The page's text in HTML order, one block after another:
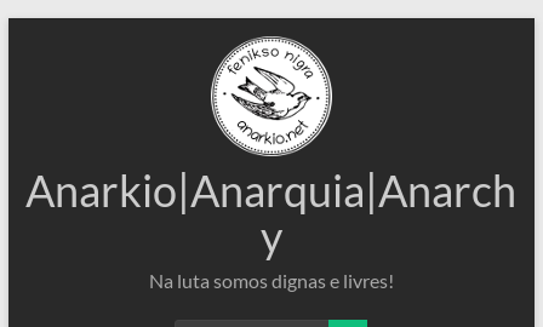
Anarkio|Anarquia|Anarch
y
Na luta somos dignas e livres!